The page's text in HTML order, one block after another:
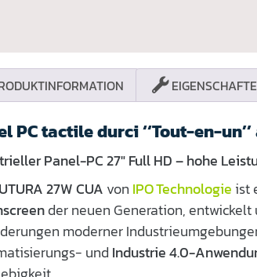
PC tactile durci ‘‘Tout-en-
Panel-PC 27″ Full HD – hohe
27W CUA von IPO Technologie ist
der neuen Generation,
moderner
und Industrie 4.0-